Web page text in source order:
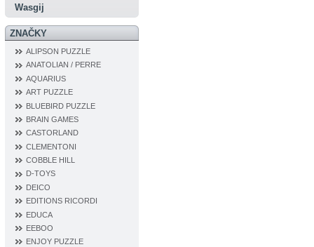
Wasgij
ZNAČKY
ALIPSON PUZZLE
ANATOLIAN / PERRE
AQUARIUS
ART PUZZLE
BLUEBIRD PUZZLE
BRAIN GAMES
CASTORLAND
CLEMENTONI
COBBLE HILL
D‐TOYS
DEICO
EDITIONS RICORDI
EDUCA
EEBOO
ENJOY PUZZLE